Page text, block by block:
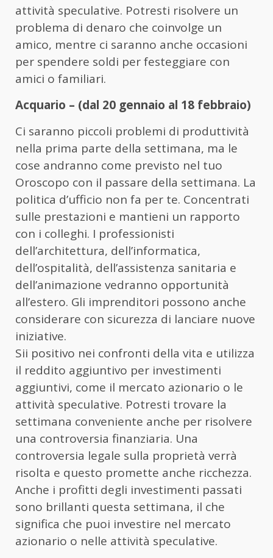
attività speculative. Potresti risolvere un
problema di denaro che coinvolge un
amico, mentre ci saranno anche occasioni
per spendere soldi per festeggiare con
amici o familiari.
Acquario – (dal 20 gennaio al 18 febbraio)
Ci saranno piccoli problemi di produttività
nella prima parte della settimana, ma le
cose andranno come previsto nel tuo
Oroscopo con il passare della settimana. La
politica d’ufficio non fa per te. Concentrati
sulle prestazioni e mantieni un rapporto
con i colleghi. I professionisti
dell’architettura, dell’informatica,
dell’ospitalità, dell’assistenza sanitaria e
dell’animazione vedranno opportunità
all’estero. Gli imprenditori possono anche
considerare con sicurezza di lanciare nuove
iniziative.
Sii positivo nei confronti della vita e utilizza
il reddito aggiuntivo per investimenti
aggiuntivi, come il mercato azionario o le
attività speculative. Potresti trovare la
settimana conveniente anche per risolvere
una controversia finanziaria. Una
controversia legale sulla proprietà verrà
risolta e questo promette anche ricchezza.
Anche i profitti degli investimenti passati
sono brillanti questa settimana, il che
significa che puoi investire nel mercato
azionario o nelle attività speculative.